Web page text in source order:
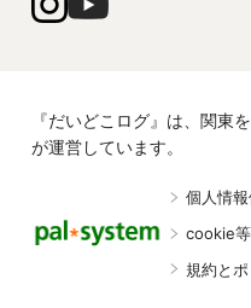
『だいどこログ』は、関東
が運営しています。
個人情
cookie
規約と